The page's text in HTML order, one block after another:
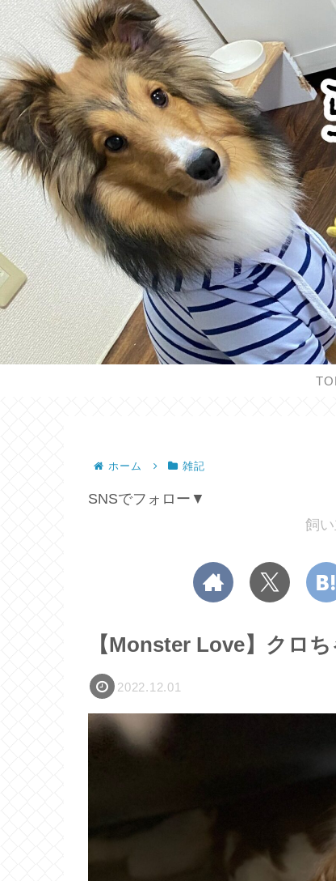
ホーム 雑記
SNSでフォロー▼
飼
【Monster Love】クロ
2022.12.01